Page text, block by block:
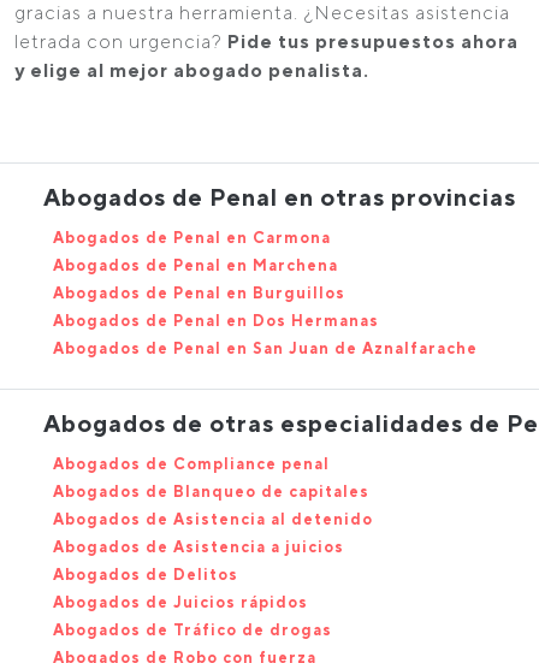
gracias a nuestra herramienta. ¿Necesitas asistencia
letrada con urgencia? Pide tus presupuestos ahora
y elige al mejor abogado penalista.
Abogados de Penal en otras provincias
Abogados de Penal en Carmona
Abogados de Penal en Marchena
Abogados de Penal en Burguillos
Abogados de Penal en Dos Hermanas
Abogados de Penal en San Juan de Aznalfarache
Abogados de otras especialidades de
Abogados de Compliance penal
Abogados de Blanqueo de capitales
Abogados de Asistencia al detenido
Abogados de Asistencia a juicios
Abogados de Delitos
Abogados de Juicios rápidos
Abogados de Tráfico de drogas
Abogados de Robo con fuerza